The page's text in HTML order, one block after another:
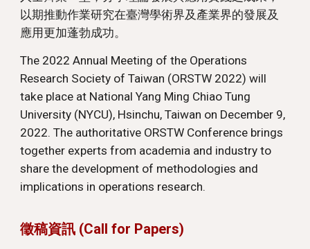
以期推動作業研究在臺灣學術界及產業界的發展及
應用更加蓬勃成功。
The 2022 Annual Meeting of the Operations
Research Society of Taiwan (ORSTW 2022) will
take place at National Yang Ming Chiao Tung
University (NYCU), Hsinchu, Taiwan on December 9,
2022. The authoritative ORSTW Conference brings
together experts from academia and industry to
share the development of methodologies and
implications in operations research.
徵稿資訊 (Call for Papers)